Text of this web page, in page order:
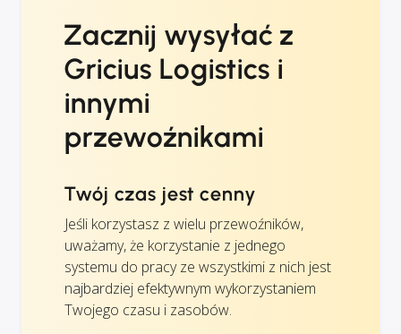
Zacznij wysyłać z
Gricius Logistics i
innymi
przewoźnikami
Twój czas jest cenny
Jeśli korzystasz z wielu przewoźników,
uważamy, że korzystanie z jednego
systemu do pracy ze wszystkimi z nich jest
najbardziej efektywnym wykorzystaniem
Twojego czasu i zasobów.